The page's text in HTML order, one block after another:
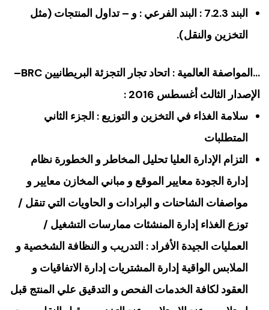
البند 7.2.3 : البند الفرعي : و – تداول المنتجات (مثل
التخزين والنقل).
…المواصفة العالمية : اتحاد تجار التجزئة البريطانيين BRC–
الإصدار الثالث أغسطس 2016 :
سلامة الغذاء في التخزين و التوزيع : الجزء الثاني
المتطلبات
التزام الإدارة العليا تحليل المخاطر و الخطورة نظام
إدارة الجودة معايير الموقع و مباني المخازن معايير و
مواصفات الشاحنات و البرادات و الحاويات التي تنقل /
توزع الغذاء إدارة المنشئات ممارسات التشغيل /
العمليات الجيدة الأفراد : التدريب و النظافة الشخصية و
الملابس الواقية إدارة المشتريات إدارة الاتفاقيات و
العقود لكافة الخدمات الفحص و التدقيق علي المنتج قبل